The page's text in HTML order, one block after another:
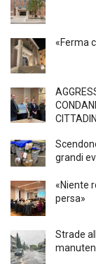
«Ferma
grandi
«Niente
persa»
Strade